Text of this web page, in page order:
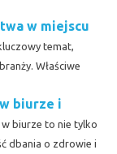
w miejscu
temat,
Właściwe
biurze i
w biurze to nie tylko
dbania o zdrowie i